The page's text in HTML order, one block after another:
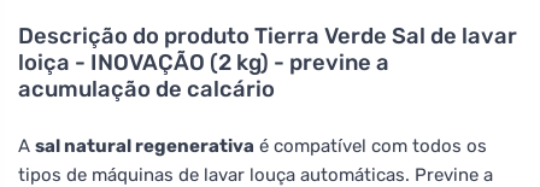
Descrição do produto Tierra Verde Sal de lavar
loiça - INOVAÇÃO (2 kg) - previne a
acumulação de calcário
A sal natural regenerativa é compatível com todos os
tipos de máquinas de lavar louça automáticas. Previne a